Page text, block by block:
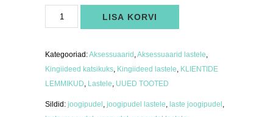
Kaval
Rebane
LISA KORVI
Kategooriad:Aksessuaarid ,Aksessuaarid lastele,
Kingiideed katsikuks, Kingiideed lastele, KLIENTIDE
LEMMIKUD, Lastele, UUED TOOTED
Sildid: joogipudel , joogipudel lastele, laste joogipudel ,